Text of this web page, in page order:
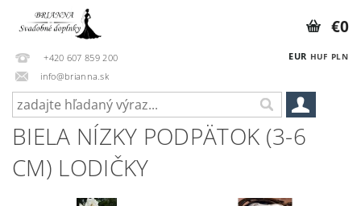
+420 607 859 200
info@brianna.sk
EUR HUF PLN
€0
BIELA NÍZKY PODPÄTOK (3-6
CM) LODIČKY